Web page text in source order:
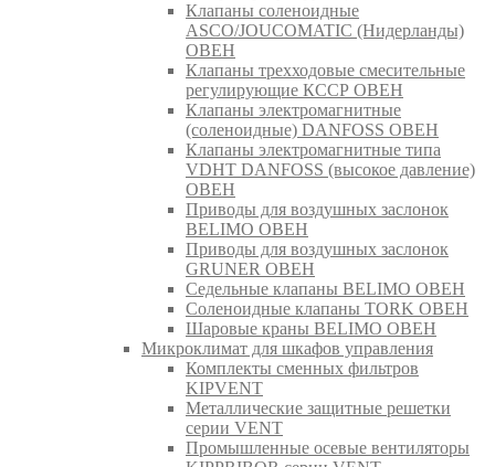
Клапаны соленоидные
ASCO/JOUCOMATIC (Нидерланды)
ОВЕН
Клапаны трехходовые смесительные
регулирующие КССР ОВЕН
Клапаны электромагнитные
(соленоидные) DANFOSS ОВЕН
Клапаны электромагнитные типа
VDHT DANFOSS (высокое давление)
ОВЕН
Приводы для воздушных заслонок
BELIMO ОВЕН
Приводы для воздушных заслонок
GRUNER ОВЕН
Седельные клапаны BELIMO ОВЕН
Соленоидные клапаны TORK ОВЕН
Шаровые краны BELIMO ОВЕН
Микроклимат для шкафов управления
Комплекты сменных фильтров
KIPVENT
Металлические защитные решетки
серии VENT
Промышленные осевые вентиляторы